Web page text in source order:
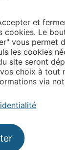
et
cookies. Le
vous permet
les cookies
site seront
choix à tout
via